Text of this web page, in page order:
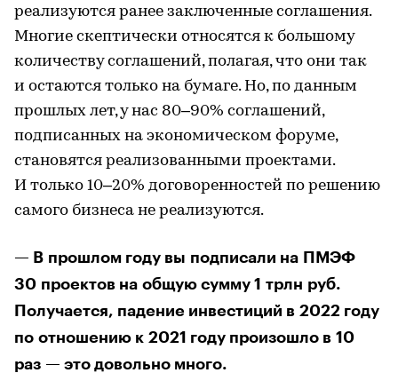
реализуются ранее заключенные соглашения.
Многие скептически относятся к большому
количеству соглашений, полагая, что они так
и остаются только на бумаге. Но, по данным
прошлых лет, у нас 80–90% соглашений,
подписанных на экономическом форуме,
становятся реализованными проектами.
И только 10–20% договоренностей по решению
самого бизнеса не реализуются.
— В прошлом году вы подписали на ПМЭФ
30 проектов на общую сумму 1 трлн руб.
Получается, падение инвестиций в 2022 году
по отношению к 2021 году произошло в 10
раз — это довольно много.